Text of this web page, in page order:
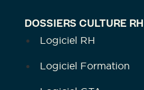
DOSSIERS CULTURE RH
Logiciel RH
Logiciel Formation